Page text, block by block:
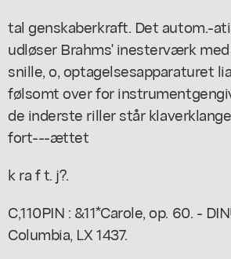
tal genskaberkraft. Det autom.-
udløser Brahms' inesterværk
snille, o, optagelsesapparaturet
følsomt over for
de inderste riller står
fort---ættet
k ra f t. j?.
C,110PIN : &11*Carole, op. 60. -
Columbia, LX 1437.